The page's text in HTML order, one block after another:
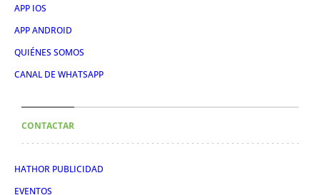
APP IOS
APP ANDROID
QUIÉNES SOMOS
CANAL DE WHATSAPP
CONTACTAR
HATHOR PUBLICIDAD
EVENTOS